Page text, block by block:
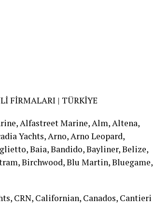
FİRMALARI | TÜRKİYE
Alfastreet Marine, Alm, Altena,
Yachts, Arno, Arno Leopard,
Baia, Bandido, Bayliner, Belize,
Birchwood, Blu Martin, Bluegame,
CRN, Californian, Canados, Cantieri